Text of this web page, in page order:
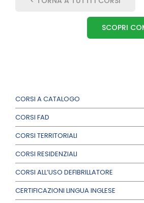
CORSI A CATALOGO
CORSI FAD
CORSI TERRITORIALI
CORSI RESIDENZIALI
CORSI ALL’USO DEFIBRILLATORE
CERTIFICAZIONI LINGUA INGLESE
SCOPRI